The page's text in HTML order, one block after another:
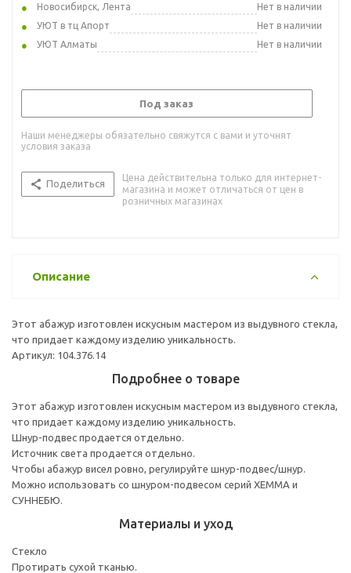
Новосибирск, Лента
Нет в наличии
УЮТ в тц Апорт
Нет в наличии
УЮТ Алматы
Нет в наличии
Под заказ
Наши менеджеры обязательно свяжутся с вами и уточнят
условия заказа
Поделиться
Цена действительна только для интернет-
магазина и может отличаться от цен в
розничных магазинах
Описание
Этот абажур изготовлен искусным мастером из выдувного стекла,
что придает каждому изделию уникальность.
Артикул: 104.376.14
Подробнее о товаре
Этот абажур изготовлен искусным мастером из выдувного стекла,
что придает каждому изделию уникальность.
Шнур-подвес продается отдельно.
Источник света продается отдельно.
Чтобы абажур висел ровно, регулируйте шнур-подвес/шнур.
Можно использовать со шнуром-подвесом серий ХЕММА и
СУННЕБЮ.
Материалы и уход
Стекло
Протирать сухой тканью.